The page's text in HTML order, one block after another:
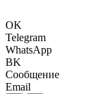
OK
Telegram
WhatsApp
BK
Сообщение
Email